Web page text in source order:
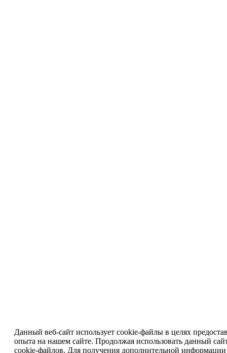
Данный веб-сайт использует cookie-файлы в целях
опыта на нашем сайте. Продолжая использовать данный
cookie-файлов. Для получения дополнительной